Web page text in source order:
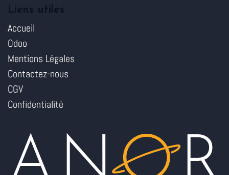
Accueil
Odoo
Mentions Légales
Contactez-nous
CGV
Confidentialité